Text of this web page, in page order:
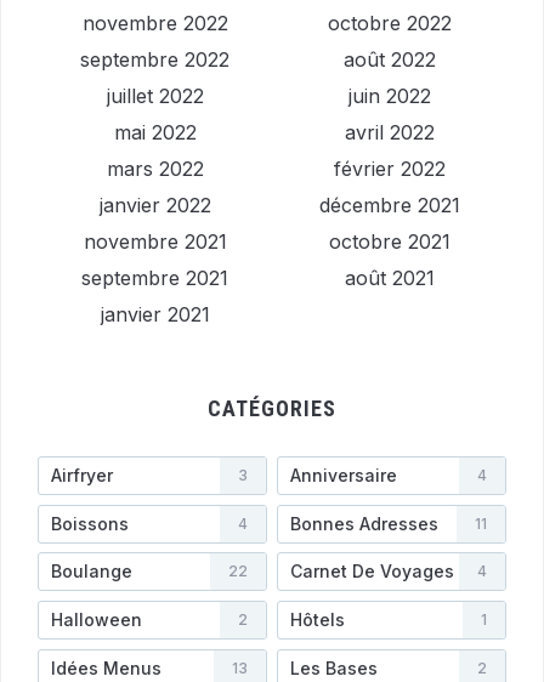
novembre 2022
octobre 2022
septembre 2022
août 2022
juillet 2022
juin 2022
mai 2022
avril 2022
mars 2022
février 2022
janvier 2022
décembre 2021
novembre 2021
octobre 2021
septembre 2021
août 2021
janvier 2021
CATÉGORIES
Airfryer 3 Anniversaire 4
Boissons 4 Bonnes Adresses 11
Boulange 22 Carnet De Voyages 4
Halloween 2 Hôtels 1
Idées Menus 13 Les Bases 2